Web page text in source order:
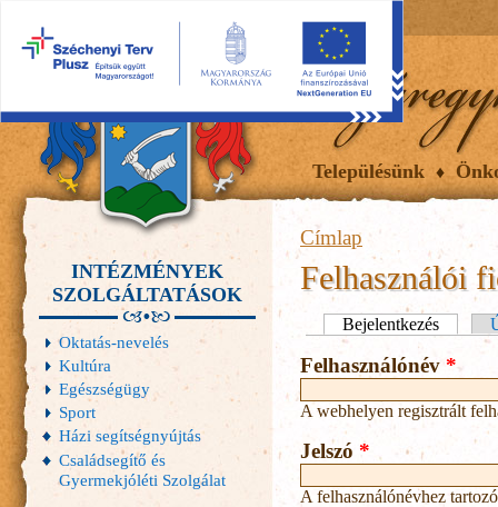
Településünk
Címlap
Felhasználói
Elsődleges fülek
Bejelentkezés (aktív
Felhasználónév *
A webhelyen regisztrált
Jelszó *
A felhasználónévhez
INTÉZMÉNYEK
SZOLGÁLTATÁSOK
Oktatás-nevelés
Kultúra
Egészségügy
Sport
Házi segítségnyújtás
Családsegítő és
Gyermekjóléti Szolgálat